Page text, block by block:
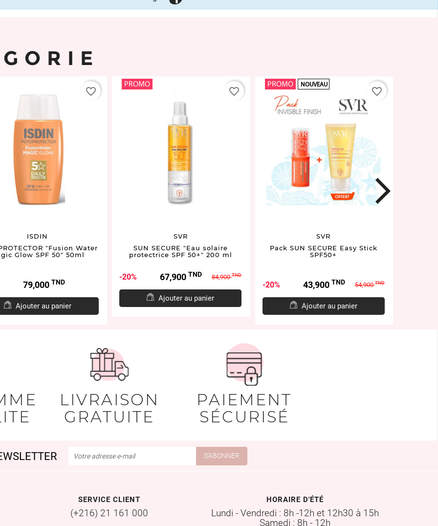
ISDIN
"Fusion Water
Glow SPF 50" 50ml
Prix79,000 TND
Ajouter au panier
favorite_border
PROMO
SVR
SUN SECURE "Eau solaire
protectrice SPF 50+" 200 ml
20% Prix67,900 TNDPrix
base
84,900TND
Ajouter au panier
favorite_border
PROMO NOUVEAU
SVR
Pack SUN SECURE Easy Stick
SPF50+
20% Prix43,900 TNDPrix
base
54,900TND
Ajouter au panier
favorite_border
next
LIVRAISON
GRATUITE
PAIEMENT
SÉCURISÉ
SERVICE CLIENT
(+216) 21 161 000
HORAIRE D'ÉTÉ
Lundi - Vendredi : 8h -12h et 12h30 à 15h
Samedi : 8h - 12h